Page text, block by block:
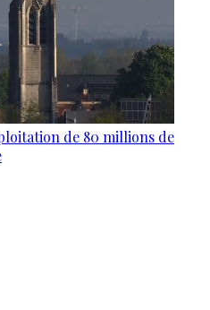
de 80 millions de